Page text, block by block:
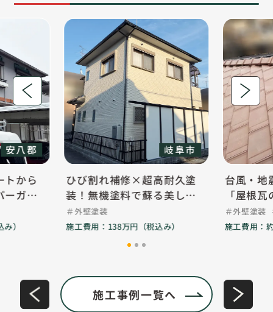
岐阜市
ひび割れ補修×超高耐久塗
装！無機塗料で蘇る美しい
ツヤと長寿命な外壁
施工費用：138万円（税込み）
台風・地震対策も安心
「屋根瓦のズレ」を徹
強。外観は風合いを活
高耐久クリヤー塗装
屋根修理
施工費用：約150万（税込み
施工事例一覧へ